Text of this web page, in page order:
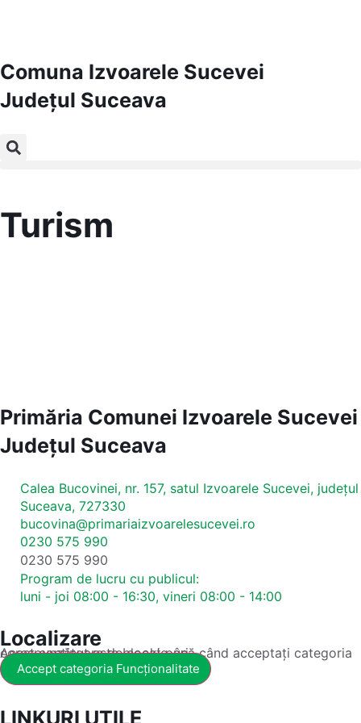
Comuna Izvoarele Sucevei
Județul Suceava
Turism
Primăria Comunei Izvoarele Sucevei
Județul Suceava
Calea Bucovinei, nr. 157, satul Izvoarele Sucevei, județul
Suceava, 727330
bucovina@primariaizvoarelesucevei.ro
0230 575 990
0230 575 990
Program de lucru cu publicul:
luni - joi 08:00 - 16:30, vineri 08:00 - 14:00
Localizare
Acest conținut este blocat până când acceptați categoria corespunzătoare de cookie-uri.
Accept categoria Funcționalitate
LINKURI UTILE